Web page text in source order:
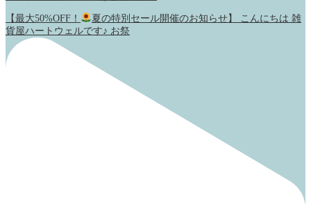
【最大50%OFF！
夏の特別セール開催のお知らせ】 こんにちは 雑
貨屋ハートウェルです♪ お祭